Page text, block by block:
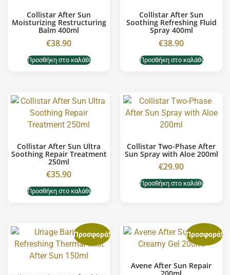
Collistar After Sun
Moisturizing Restructuring
Balm 400ml
€38.90
Προσθήκη στο καλάθι
Collistar After Sun
Soothing Refreshing Fluid
Spray 400ml
€38.90
Προσθήκη στο καλάθι
Collistar After Sun Ultra
Soothing Repair Treatment
250ml
€35.90
Προσθήκη στο καλάθι
Collistar Two-Phase After
Sun Spray with Aloe 200ml
€29.90
Προσθήκη στο καλάθι
Προσφορά! Προσφορά!
Avene After Sun Repair